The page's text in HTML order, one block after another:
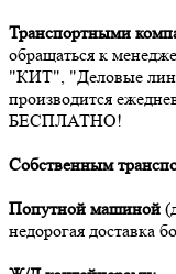
Транспортными
обращаться к
"КИТ", "Деловые
производится
БЕСПЛАТНО!
Собственным
Попутной машиной
недорогая доставка